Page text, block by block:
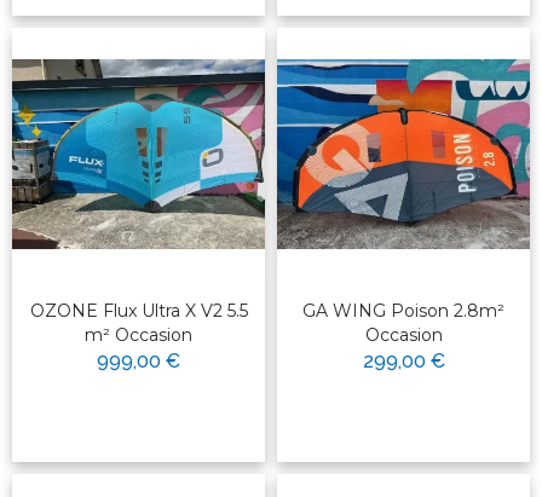
OZONE Flux Ultra X V2 5.5
m² Occasion
999,00 €
GA WING Poison 2.8m²
Occasion
299,00 €